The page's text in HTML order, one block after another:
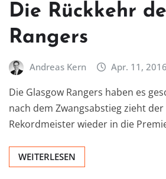
Die Rückkehr
Rangers
Andreas Kern Apr. 11, 2016
Die Glasgow Rangers haben es
nach dem Zwangsabstieg zieht
Rekordmeister wieder in die
WEITERLESEN